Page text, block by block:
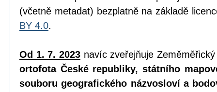
(včetně metadat) bezplatně na základě
BY 4.0.
Od 1. 7. 2023 navíc zveřejňuje
ortofota České republiky, státního
souboru geografického názvosloví a